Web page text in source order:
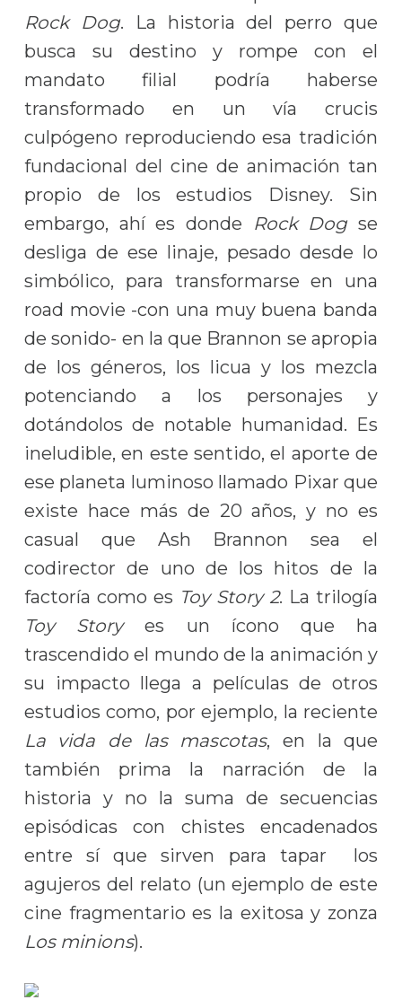
Rock Dog. La historia del perro que
busca su destino y rompe con el
mandato filial podría haberse
transformado en un vía crucis
culpógeno reproduciendo esa tradición
fundacional del cine de animación tan
propio de los estudios Disney. Sin
embargo, ahí es donde Rock Dogse
desliga de ese linaje, pesado desde lo
simbólico, para transformarse en una
road movie -con una muy buena banda
de sonido- en la que Brannon se apropia
de los géneros, los licua y los mezcla
potenciando a los personajes y
dotándolos de notable humanidad. Es
ineludible, en este sentido, el aporte de
ese planeta luminoso llamado Pixar que
existe hace más de 20 años, y no es
casual que Ash Brannon sea el
codirector de uno de los hitos de la
factoría como es Toy Story 2. La trilogía
Toy Storyes un ícono que ha
trascendido el mundo de la animación y
su impacto llega a películas de otros
estudios como, por ejemplo, la reciente
La vida de las mascotas, en la que
también prima la narración de la
historia y no la suma de secuencias
episódicas con chistes encadenados
entre sí que sirven para tapar los
agujeros del relato (un ejemplo de este
cine fragmentario es la exitosa y zonza
Los minions).